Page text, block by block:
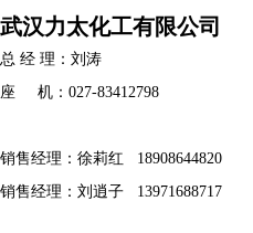
武汉力太化工有限公司
总 经 理：刘涛
座 机：027-83412798
销售经理：徐莉红 18908644820
销售经理：刘逍子 13971688717